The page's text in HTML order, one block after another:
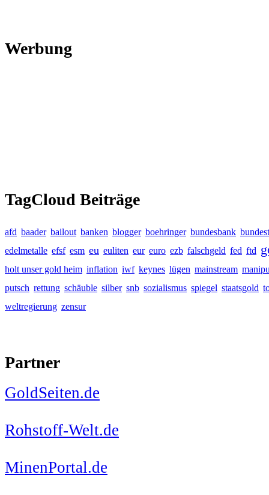
Werbung
TagCloud Beiträge
afd baader bailout banken blogger boehringer bundesbank
edelmetalle efsf esm eu euliten eur euro ezb falschgeld fed ftd
holt unser gold heim inflation iwf keynes lügen mainstream
putsch rettung schäuble silber snb sozialismus spiegel staatsgold
weltregierung zensur
Partner
GoldSeiten.de
Rohstoff-Welt.de
MinenPortal.de